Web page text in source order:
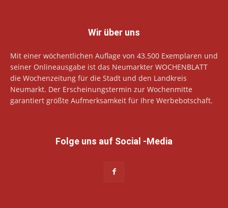
Wir über uns
Mit einer wöchentlichen Auflage von 43.500 Exemplaren und
seiner Onlineausgabe ist das Neumarkter WOCHENBLATT
die Wochenzeitung für die Stadt und den Landkreis
Neumarkt. Der Erscheinungstermin zur Wochenmitte
garantiert größte Aufmerksamkeit für Ihre Werbebotschaft.
Folge uns auf Social -Media